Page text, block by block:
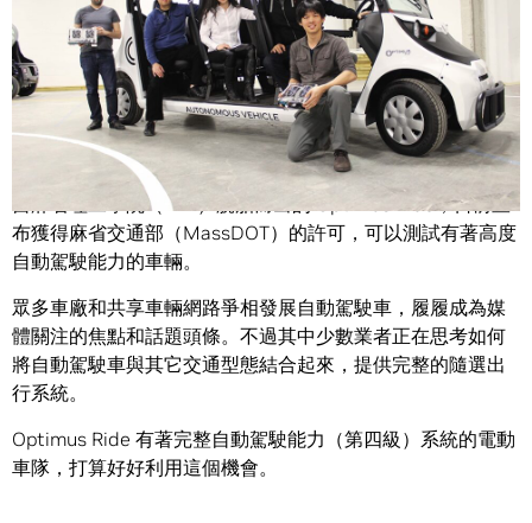
波士頓有許多廣為人知的特色：職棒紅襪隊、新鮮美味的龍
蝦、聚集多所大學名校，而「自動駕駛車輛」恐怕是這份名
單上最新的一員生力軍。
自麻省理工學院（MIT）脫胎而出的 Optimus Ride，日前宣
布獲得麻省交通部（MassDOT）的許可，可以測試有著高度
自動駕駛能力的車輛。
眾多車廠和共享車輛網路爭相發展自動駕駛車，履履成為媒
體關注的焦點和話題頭條。不過其中少數業者正在思考如何
將自動駕駛車與其它交通型態結合起來，提供完整的隨選出
行系統。
Optimus Ride 有著完整自動駕駛能力（第四級）系統的電動
車隊，打算好好利用這個機會。